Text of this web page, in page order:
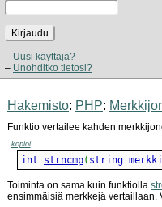
Kirjaudu
Uusi käyttäjä?
Unohditko tietosi?
Hakemisto: PHP:
Funktio vertailee kahden
kopioi
int strncmp( string
Toiminta on sama kuin funktiolla
ensimmäisiä merkkejä vertaillaan.